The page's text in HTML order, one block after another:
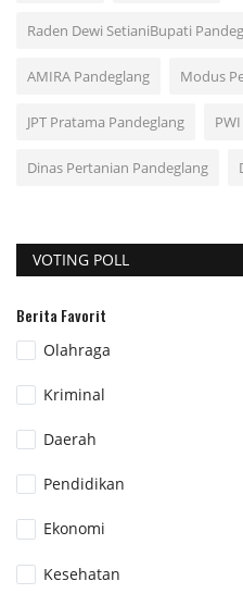
Raden Dewi SetianiBupati
AMIRA Pandeglang Modus
JPT Pratama Pandeglang
Dinas Pertanian Pandeglang
VOTING POLL
Berita Favorit
Olahraga
Kriminal
Daerah
Pendidikan
Ekonomi
Kesehatan